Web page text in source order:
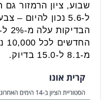
ל-5.6 נכון להיום
מ-8.1 ל-15.0 בדיוק.